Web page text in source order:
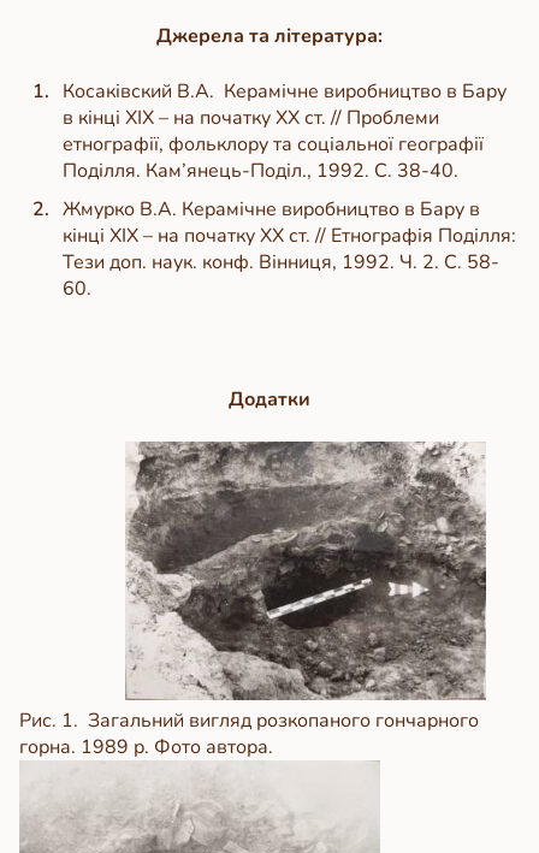
Джерела та література:
Косаківский В.А. Керамічне виробництво в Бару
в кінці XIX – на початку XX ст. // Проблеми
етнографії, фольклору та соціальної географії
Поділля. Кам’янець-Поділ., 1992. С. 38-40.
Жмурко В.А. Керамічне виробництво в Бару в
кінці XIX – на початку XX ст. // Етнографія Поділля:
Тези доп. наук. конф. Вінниця, 1992. Ч. 2. С. 58-
60.
Додатки
Рис. 1. Загальний вигляд розкопаного гончарного
горна. 1989 р. Фото автора.